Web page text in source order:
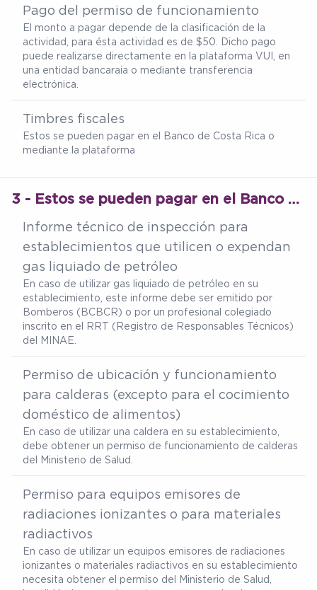
Pago del permiso de funcionamiento
El monto a pagar depende de la clasificación de la
actividad, para ésta actividad es de $50. Dicho pago
puede realizarse directamente en la plataforma VUI, en
una entidad bancaraia o mediante transferencia
electrónica.
Timbres fiscales
Estos se pueden pagar en el Banco de Costa Rica o
mediante la plataforma
3 - Estos se pueden pagar en el Banco de Costa Rica o mediante la plataforma
Informe técnico de inspección para
establecimientos que utilicen o expendan
gas liquiado de petróleo
En caso de utilizar gas liquiado de petróleo en su
establecimiento, este informe debe ser emitido por
Bomberos (BCBCR) o por un profesional colegiado
inscrito en el RRT (Registro de Responsables Técnicos)
del MINAE.
Permiso de ubicación y funcionamiento
para calderas (excepto para el cocimiento
doméstico de alimentos)
En caso de utilizar una caldera en su establecimiento,
debe obtener un permiso de funcionamiento de calderas
del Ministerio de Salud.
Permiso para equipos emisores de
radiaciones ionizantes o para materiales
radiactivos
En caso de utilizar un equipos emisores de radiaciones
ionizantes o materiales radiactivos en su establecimiento
necesita obtener el permiso del Ministerio de Salud,